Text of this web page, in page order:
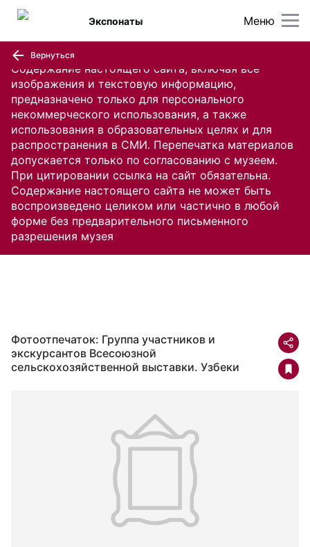
Содержание настоящего сайта, включая все
изображения и текстовую информацию,
предназначено только для персонального
некоммерческого использования, а также
использования в образовательных целях и для
распространения в СМИ. Перепечатка материалов
допускается только по согласованию с музеем.
При цитировании ссылка на сайт обязательна.
Содержание настоящего сайта не может быть
воспроизведено целиком или частично в любой
форме без предварительного письменного
разрешения музея
Меню
Экспонаты
Вернуться
Фотоотпечаток: Группа участников и
экскурсантов Всесоюзной
сельскохозяйственной выставки. Узбеки